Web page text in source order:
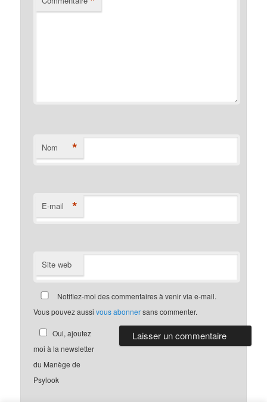
Nom *
E-mail *
Site web
Notifiez-moi des commentaires à venir via e-mail.
Vous pouvez aussivous abonnersans commenter.
Oui, ajoutez
moi à la newsletter
du Manège de
Psylook